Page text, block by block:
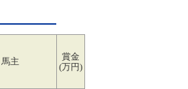
馬主
賞金
(万円)